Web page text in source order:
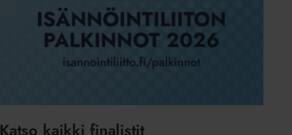
Katso kaikki finalistit